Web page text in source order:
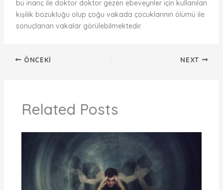
bu inanç ile doktor doktor gezen ebeveynler için kullanılan
kişilik bozukluğu olup çoğu vakada çocuklarının ölümü ile
sonuçlanan vakalar görülebilmektedir.
ÖNCEKI NEXT
Related Posts